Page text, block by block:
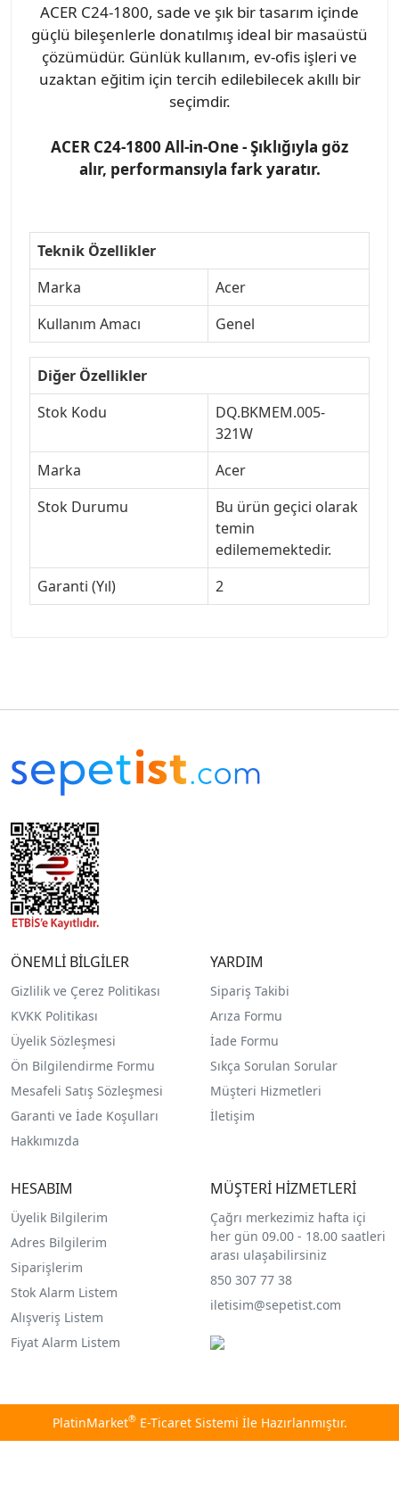
ACER C24-1800, sade ve şık bir tasarım içinde
güçlü bileşenlerle donatılmış ideal bir masaüstü
çözümüdür. Günlük kullanım, ev-ofis işleri ve
uzaktan eğitim için tercih edilebilecek akıllı bir
seçimdir.
ACER C24-1800 All-in-One - Şıklığıyla göz
alır, performansıyla fark yaratır.
Teknik Özellikler
Marka
Acer
Kullanım Amacı
Genel
Diğer Özellikler
Stok Kodu
DQ.BKMEM.005-
321W
Marka
Acer
Stok Durumu
Bu ürün geçici olarak
temin
edilememektedir.
Garanti (Yıl)
2
ÖNEMLİ BİLGİLER
Gizlilik ve Çerez Politikası
KVKK Politikası
Üyelik Sözleşmesi
Ön Bilgilendirme Formu
Mesafeli Satış Sözleşmesi
Garanti ve İade Koşulları
Hakkımızda
YARDIM
Sipariş Takibi
Arıza Formu
İade Formu
Sıkça Sorulan Sorular
Müşteri Hizmetleri
İletişim
HESABIM
Üyelik Bilgilerim
Adres Bilgilerim
Siparişlerim
Stok Alarm Listem
Alışveriş Listem
Fiyat Alarm Listem
MÜŞTERİ HİZMETLERİ
Çağrı merkezimiz hafta içi
her gün 09.00 - 18.00 saatleri
arası ulaşabilirsiniz
850 307 77 38
iletisim@sepetist.com
PlatinMarket®E-Ticaret Sistemi İle Hazırlanmıştır.